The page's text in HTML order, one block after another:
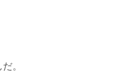
。